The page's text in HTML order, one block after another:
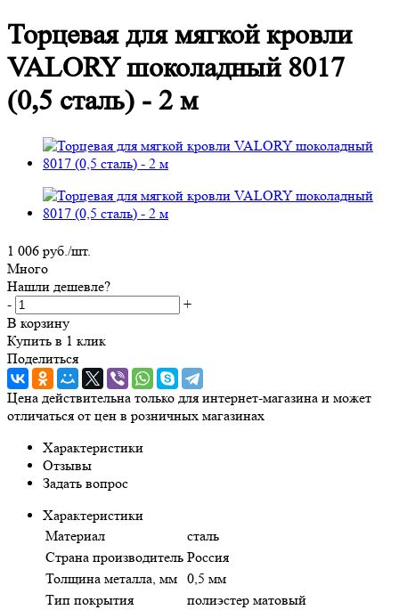
Торцевая для мягкой кровли
VALORY шоколадный 8017
(0,5 сталь) - 2 м
1 006 руб./шт.
Много
Нашли дешевле?
-
+
В корзину
Купить в 1 клик
Поделиться
Цена действительна только для интернет-магазина и может
отличаться от цен в розничных магазинах
Характеристики
Отзывы
Задать вопрос
Характеристики
Материал
сталь
Страна производитель Россия
Толщина металла, мм 0,5 мм
Тип покрытия
полиэстер матовый